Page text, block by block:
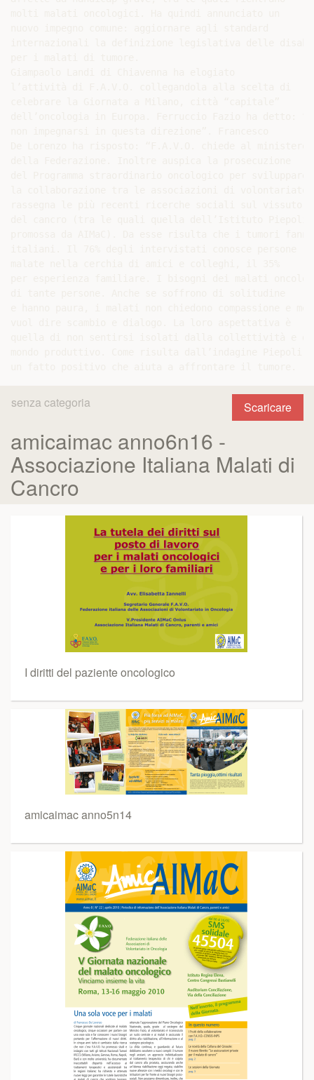
Scaricare
senza categoria
amicaimac anno6n16 -
Associazione Italiana Malati di
Cancro
I diritti del paziente oncologico
amicaimac anno5n14